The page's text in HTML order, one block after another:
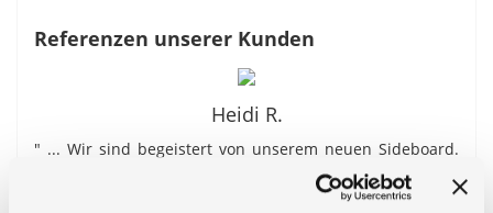
Referenzen unserer Kunden
Heidi R.
" ... Wir sind begeistert von unserem neuen Sideboard.
Ein wirkliches Highlight in unserem Schlafzimmer. ..."